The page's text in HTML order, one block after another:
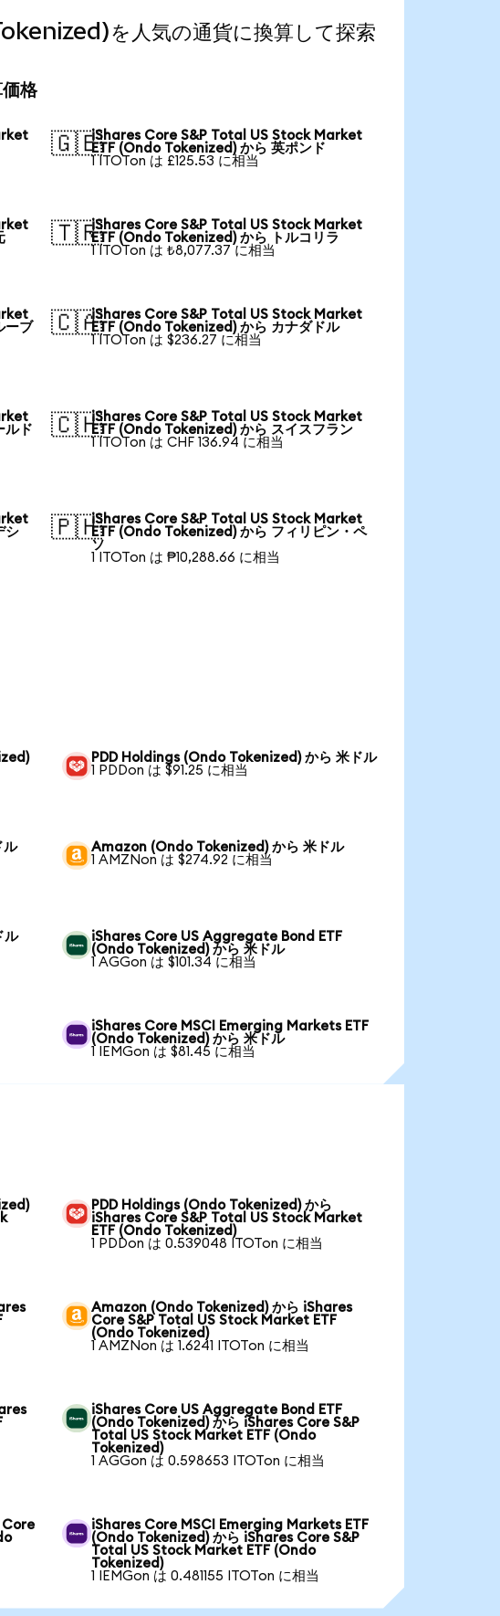
を人気の通貨に換算して探索
格
🇬🇧iShares Core S&P Total US Stock Market
ETF (Ondo Tokenized) から 英ポンド
1 ITOTon は £125.53 に相当
🇹🇷iShares Core S&P Total US Stock Market
ETF (Ondo Tokenized) から トルコリラ
1 ITOTon は ₺8,077.37 に相当
ーブ
🇨🇦iShares Core S&P Total US Stock Market
ETF (Ondo Tokenized) から カナダドル
1 ITOTon は $236.27 に相当
ルド
🇨🇭iShares Core S&P Total US Stock Market
ETF (Ondo Tokenized) から スイスフラン
1 ITOTon は CHF 136.94 に相当
シ
🇵🇭iShares Core S&P Total US Stock Market
ETF (Ondo Tokenized) から フィリピン・ペ
ソ
1 ITOTon は ₱10,288.66 に相当
PDD Holdings (Ondo Tokenized) から 米ドル
1 PDDon は $91.25 に相当
ル
Amazon (Ondo Tokenized) から 米ドル
1 AMZNon は $274.92 に相当
ル
iShares Core US Aggregate Bond ETF
(Ondo Tokenized) から 米ドル
1 AGGon は $101.34 に相当
iShares Core MSCI Emerging Markets ETF
(Ondo Tokenized) から 米ドル
1 IEMGon は $81.45 に相当
PDD Holdings (Ondo Tokenized) から
iShares Core S&P Total US Stock Market
ETF (Ondo Tokenized)
1 PDDon は 0.539048 ITOTon に相当
Amazon (Ondo Tokenized) から iShares
Core S&P Total US Stock Market ETF
(Ondo Tokenized)
1 AMZNon は 1.6241 ITOTon に相当
iShares Core US Aggregate Bond ETF
(Ondo Tokenized) から iShares Core S&P
Total US Stock Market ETF (Ondo
Tokenized)
1 AGGon は 0.598653 ITOTon に相当
Core
iShares Core MSCI Emerging Markets ETF
(Ondo Tokenized) から iShares Core S&P
Total US Stock Market ETF (Ondo
Tokenized)
1 IEMGon は 0.481155 ITOTon に相当